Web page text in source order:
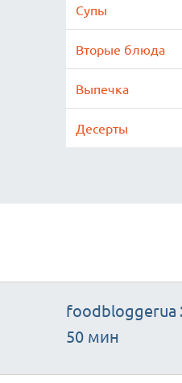
Супы
Вторые блюда
Выпечка
Десерты
foodbloggerua
50 мин